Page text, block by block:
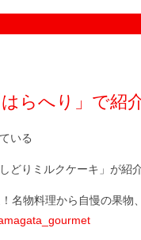
らへり」で紹
いる
どりミルクケーキ」が紹
名物料理から自慢の果物